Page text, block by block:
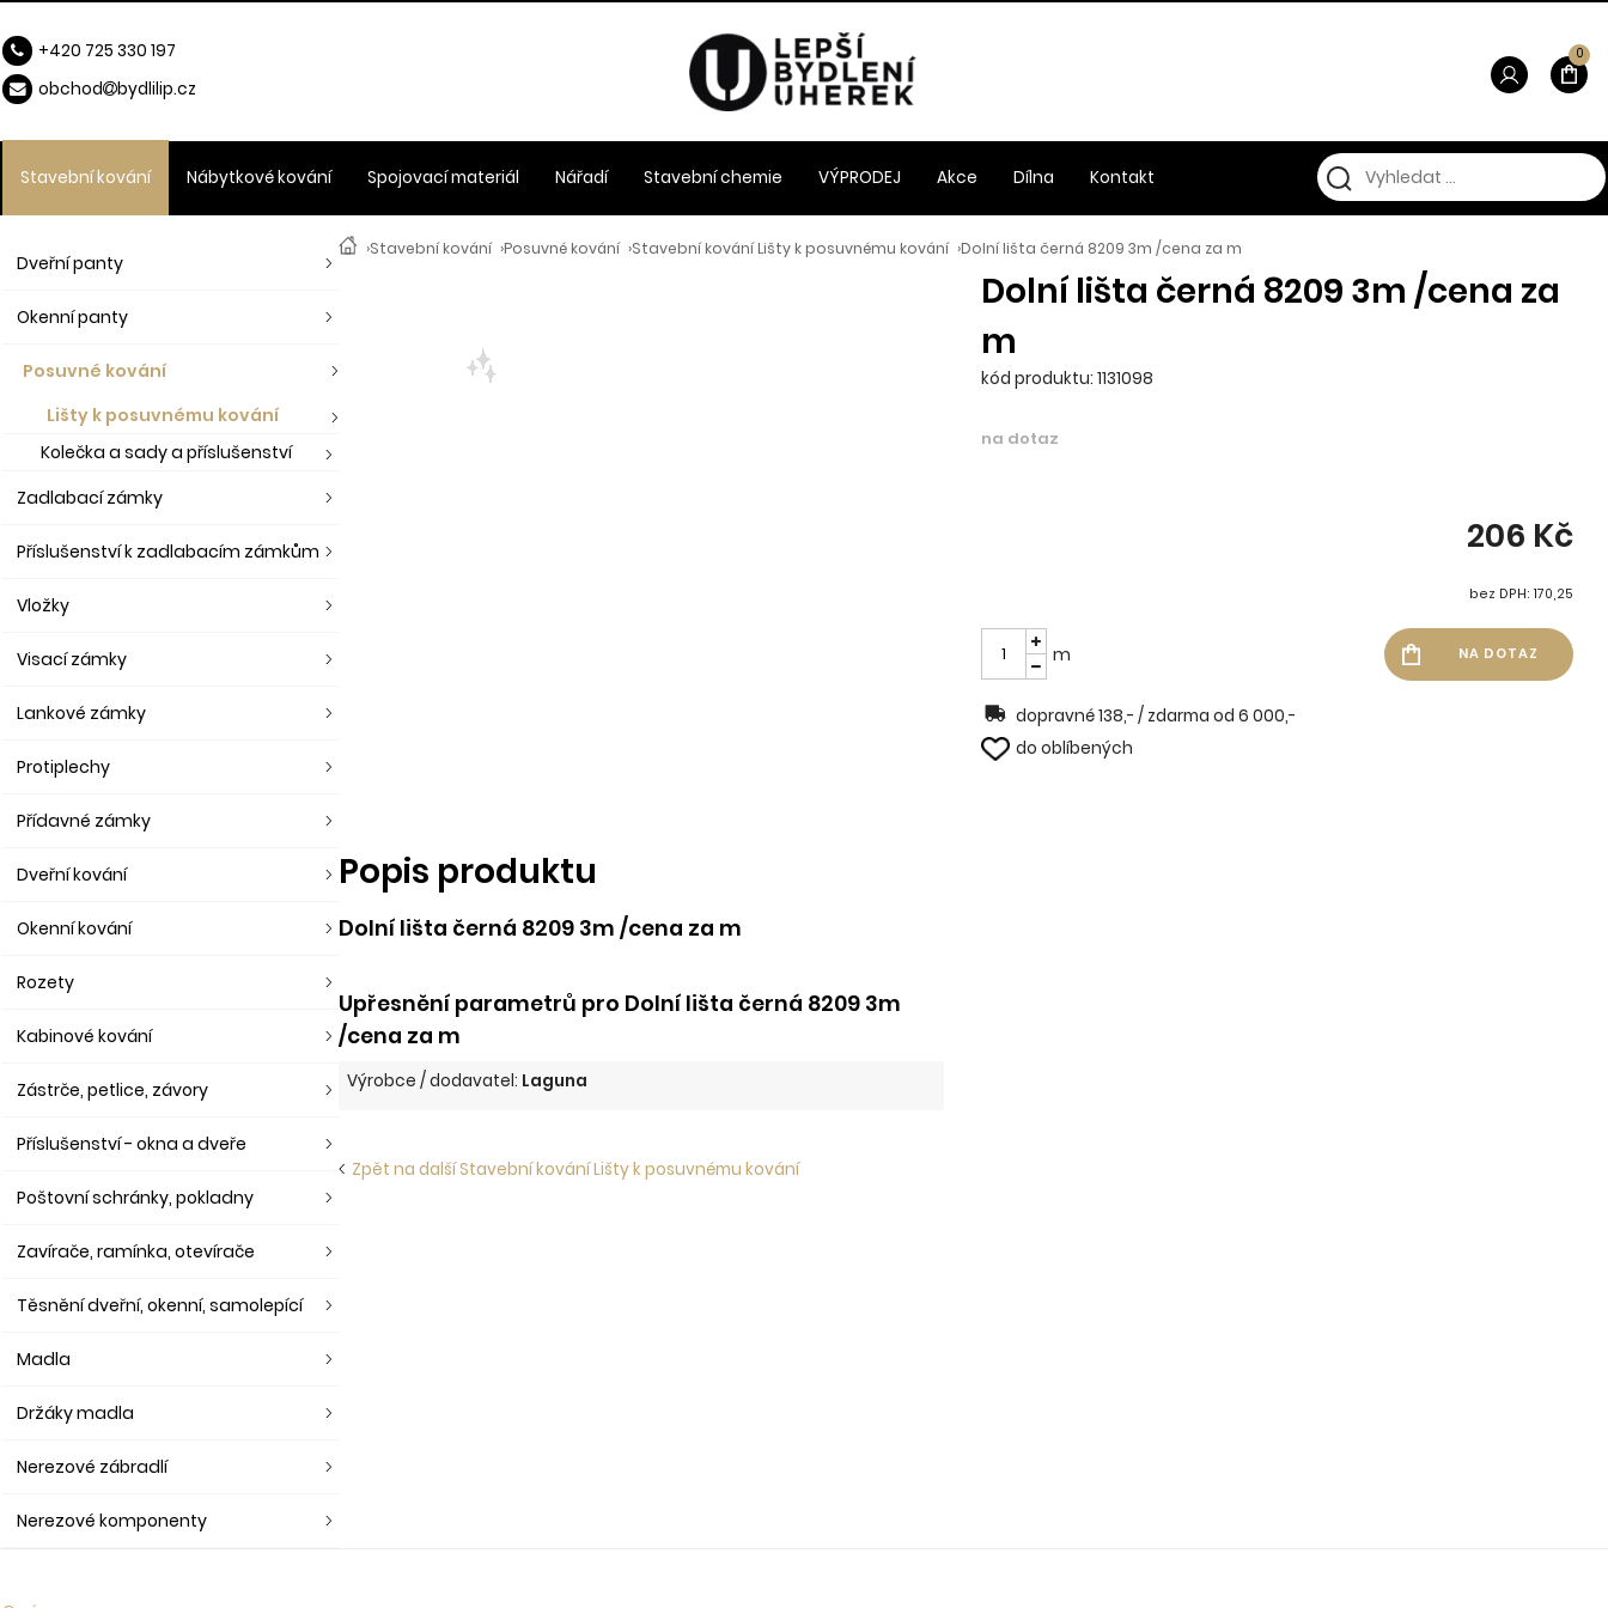
›Stavební kování ›Posuvné kování ›Stavební kování Lišty k posuvnému kování ›Dolní lišta černá 8209 3m /cena za m
Dolní lišta černá 8209 3m /cena za
m
kód produktu: 1131098
na dotaz
206 Kč
bez DPH: 170,25
m
dopravné 138,- / zdarma od 6 000,-
do oblíbených
Popis produktu
Dolní lišta černá 8209 3m /cena za m
Upřesnění parametrů pro Dolní lišta černá 8209 3m
/cena za m
Výrobce / dodavatel: Laguna
Zpět na další Stavební kování Lišty k posuvnému kování
Dveřní panty
Okenní panty
Posuvné kování
Lišty k posuvnému kování
Kolečka a sady a příslušenství
Zadlabací zámky
Příslušenství k zadlabacím zámkům
Vložky
Visací zámky
Lankové zámky
Protiplechy
Přídavné zámky
Dveřní kování
Okenní kování
Rozety
Kabinové kování
Zástrče, petlice, závory
Příslušenství - okna a dveře
Poštovní schránky, pokladny
Zavírače, ramínka, otevírače
Těsnění dveřní, okenní, samolepící
Madla
Držáky madla
Nerezové zábradlí
Nerezové komponenty
Stavební kování Nábytkové kování Spojovací materiál Nářadí Stavební chemie VÝPRODEJ Akce Dílna Kontakt
0
+420 725 330 197
obchod
bydlilip.cz